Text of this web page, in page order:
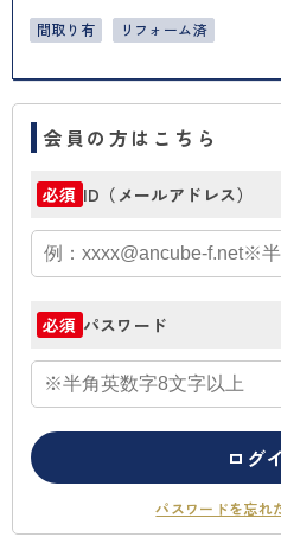
間取り有 リフォーム済
会員の方はこちら
必須 ID（メールアドレス）
必須 パスワード
ログ
パスワードを忘れ